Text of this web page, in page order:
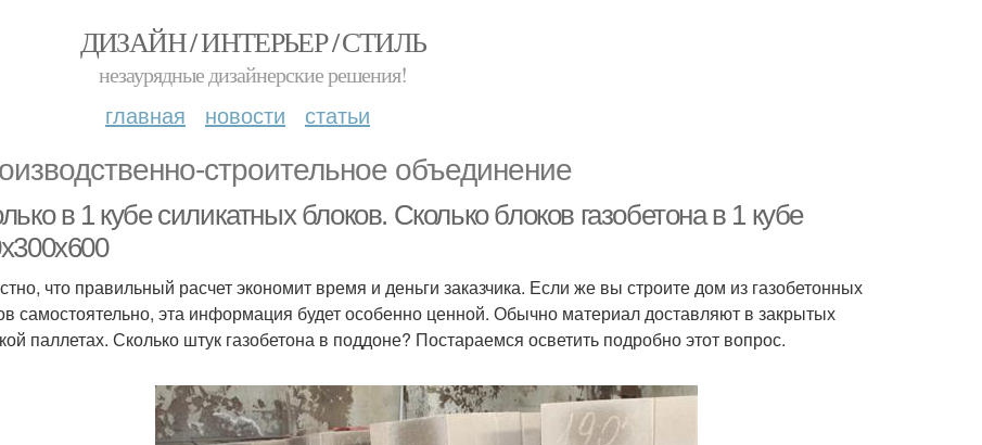
ДИЗАЙН / ИНТЕРЬЕР / СТИЛЬ
незаурядные дизайнерские решения!
главная новости статьи
строительное объединение
в 1 кубе силикатных блоков. Сколько блоков газобетона в 1 кубе
что правильный расчет экономит время и деньги заказчика. Если же вы строите дом из газобетонных
самостоятельно, эта информация будет особенно ценной. Обычно материал доставляют в закрытых
паллетах. Сколько штук газобетона в поддоне? Постараемся осветить подробно этот вопрос.